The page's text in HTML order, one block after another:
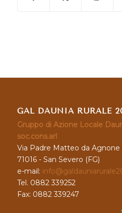
GAL DAUNIA RURALE
Gruppo di Azione Locale
soc.cons.arl
Via Padre Matteo da Agnone
71016 - San Severo (FG)
e-mail:
Tel. 0882 339252
Fax: 0882 339247